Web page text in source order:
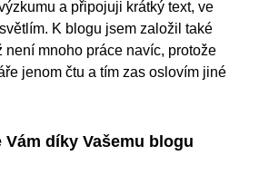
a připojuji krátký text, ve
K blogu jsem založil také
není mnoho práce navíc, protože
jenom čtu a tím zas oslovím jiné
Vám díky Vašemu blogu